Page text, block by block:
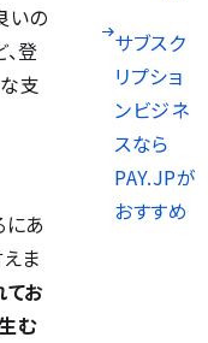
サブスク
リプショ
ンビジネ
スなら
PAY.JPが
おすすめ
いの
登
支
にあ
ま
お
む